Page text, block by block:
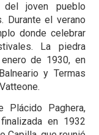
joven pueblo
Durante el verano
donde celebrar
La piedra
de 1930, en
y Termas
Plácido Paghera,
en 1932